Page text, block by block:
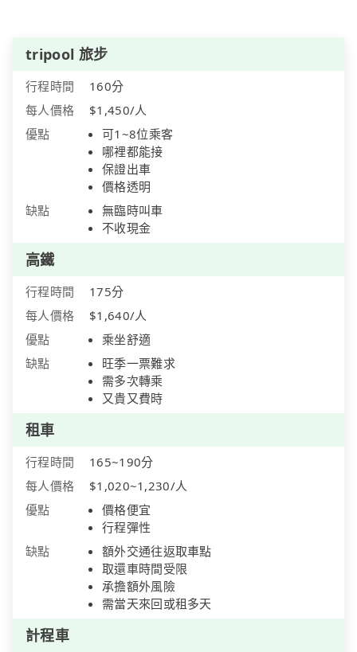
tripool 旅步
行程時間
160分
每人價格
$1,450/人
優點
可1~8位乘客
哪裡都能接
保證出車
價格透明
缺點
無臨時叫車
不收現金
高鐵
行程時間
175分
每人價格
$1,640/人
優點
乘坐舒適
缺點
旺季一票難求
需多次轉乘
又貴又費時
租車
行程時間
165~190分
每人價格
$1,020~1,230/人
優點
價格便宜
行程彈性
缺點
額外交通往返取車點
取還車時間受限
承擔額外風險
需當天來回或租多天
計程車